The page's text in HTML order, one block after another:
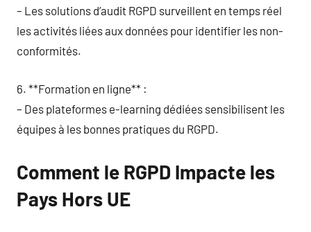
– Les solutions d’audit RGPD surveillent en temps réel
les activités liées aux données pour identifier les non-
conformités.
6. **Formation en ligne** :
– Des plateformes e-learning dédiées sensibilisent les
équipes à les bonnes pratiques du RGPD.
Comment le RGPD Impacte les
Pays Hors UE